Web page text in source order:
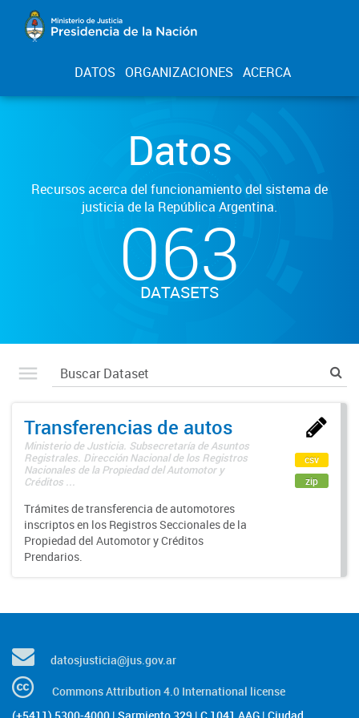
DATOS ORGANIZACIONES ACERCA
Datos
Recursos acerca del funcionamiento del sistema de
justicia de la República Argentina.
063
DATASETS
Transferencias de autos
Ministerio de Justicia. Subsecretaría de Asuntos
Registrales. Dirección Nacional de los Registros
Nacionales de la Propiedad del Automotor y
Créditos ...
Trámites de transferencia de automotores
inscriptos en los Registros Seccionales de la
Propiedad del Automotor y Créditos
Prendarios.
csv
zip
datosjusticia@jus.gov.ar
Commons Attribution 4.0 International license